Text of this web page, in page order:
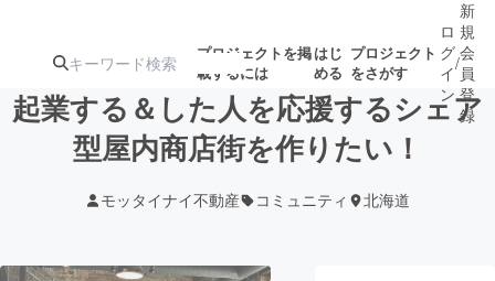
プロジェクトを掲
載するには
はじ
める
プロジェクト
をさがす
ターン
注目の新着プロ
ジェクト
募集終了が近いプ
ロジェクト
されます
ロ
グ
イ
ン
/
新
規
会
員
登
録
起業する＆した人を応援するシェア
型屋内商店街を作りたい！
モッタイナイ不動産 コミュニティ 北海道